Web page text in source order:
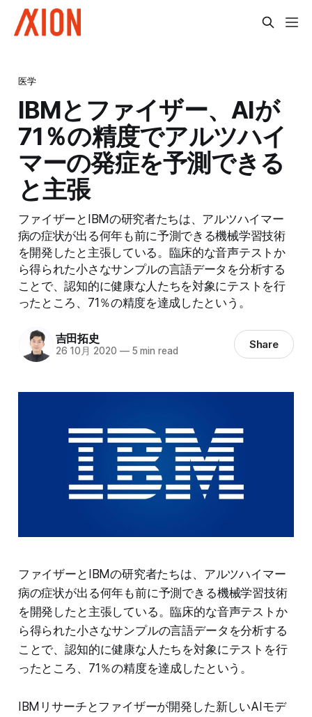
医学
IBMとファイザー、AIが
71％の精度でアルツハイ
マーの発症を予測できる
と主張
ファイザーとIBMの研究者たちは、アルツハイマー
病の症状が出る何年も前に予測できる機械学習技術
を開発したと主張している。臨床的な音声テストか
ら得られた小さなサンプルの言語データを分析する
ことで、認知的に健康な人たちを対象にテストを行
ったところ、71％の精度を達成したという。
吉田拓史
26 10月 2020 —5 min read Share
ファイザーとIBMの研究者たちは、アルツハイマー
病の症状が出る何年も前に予測できる機械学習技術
を開発したと主張している。臨床的な音声テストか
ら得られた小さなサンプルの言語データを分析する
ことで、認知的に健康な人たちを対象にテストを行
ったところ、71％の精度を達成したという。
IBMリサーチとファイザーが開発した新しいAIモデ